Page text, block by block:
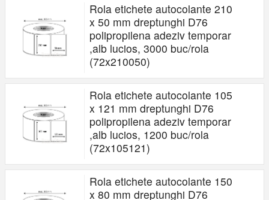
Rola etichete autocolante 210
x 50 mm dreptunghi D76
polipropilena adeziv temporar
,alb lucios, 3000 buc/rola
(72x210050)
Rola etichete autocolante 105
x 121 mm dreptunghi D76
polipropilena adeziv temporar
,alb lucios, 1200 buc/rola
(72x105121)
Rola etichete autocolante 150
x 80 mm dreptunghi D76